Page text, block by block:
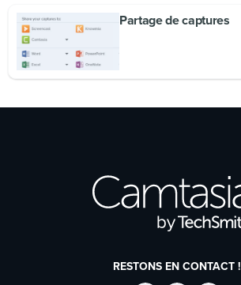
Partage de captures
RESTONS EN CONTACT !